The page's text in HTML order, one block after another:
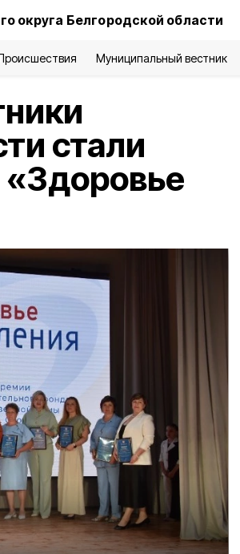
округа Белгородской области
Муниципальный вестник
стали